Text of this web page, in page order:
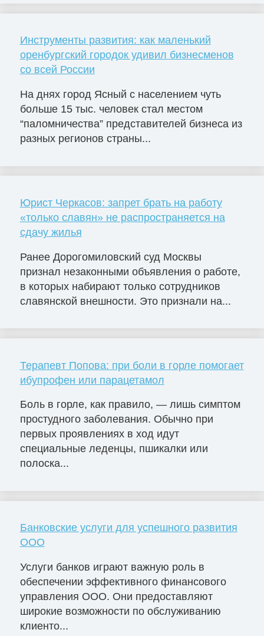
Инструменты развития: как маленький
оренбургский городок удивил бизнесменов
со всей России
На днях город Ясный с населением чуть
больше 15 тыс. человек стал местом
“паломничества” представителей бизнеса из
разных регионов страны...
Юрист Черкасов: запрет брать на работу
«только славян» не распространяется на
сдачу жилья
Ранее Дорогомиловский суд Москвы
признал незаконными объявления о работе,
в которых набирают только сотрудников
славянской внешности. Это признали на...
Терапевт Попова: при боли в горле помогает
ибупрофен или парацетамол
Боль в горле, как правило, — лишь симптом
простудного заболевания. Обычно при
первых проявлениях в ход идут
специальные леденцы, пшикалки или
полоска...
Банковские услуги для успешного развития
ООО
Услуги банков играют важную роль в
обеспечении эффективного финансового
управления ООО. Они предоставляют
широкие возможности по обслуживанию
клиенто...